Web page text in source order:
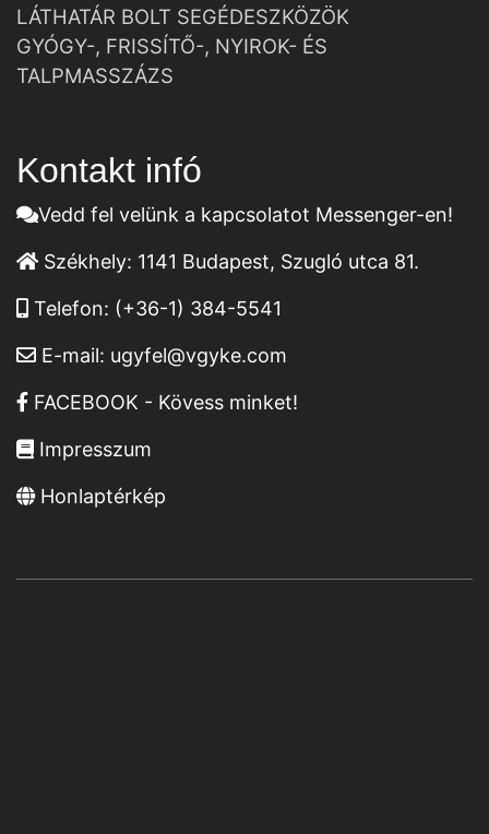
LÁTHATÁR BOLT SEGÉDESZKÖZÖK
GYÓGY-, FRISSÍTŐ-, NYIROK- ÉS
TALPMASSZÁZS
Kontakt infó
Vedd fel velünk a kapcsolatot Messenger-en!
Székhely: 1141 Budapest, Szugló utca 81.
Telefon: (+36-1) 384-5541
E-mail: ugyfel@vgyke.com
FACEBOOK - Kövess minket!
Impresszum
Honlaptérkép